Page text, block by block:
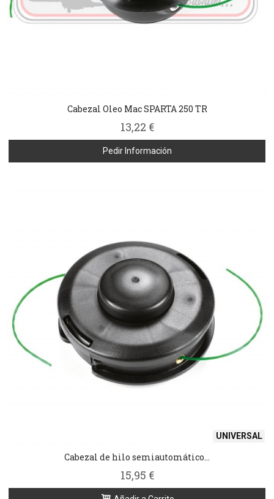
Cabezal Oleo Mac SPARTA 250 TR
13,22 €
Pedir Información
UNIVERSAL
Cabezal de hilo semiautomático...
15,95 €